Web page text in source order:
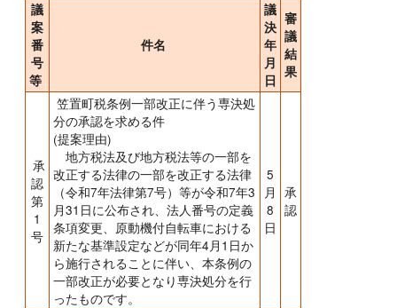
議
案
番
号
等
件名
議
決
年
月
日
審
議
結
果
承
認
第
1
号
笠置町税条例一部改正に伴う専決処
分の承認を求める件
(提案理由)
地方税法及び地方税法等の一部を
改正する法律の一部を改正する法律
（令和7年法律第7号）等が令和7年3
月31日に公布され、法人番号の定義
条項変更、原動機付自転車における
新たな基準設定などが同年4月1日か
ら施行されることに伴い、本条例の
一部改正が必要となり専決処分を行
ったものです。
5
月
8
日
承
認